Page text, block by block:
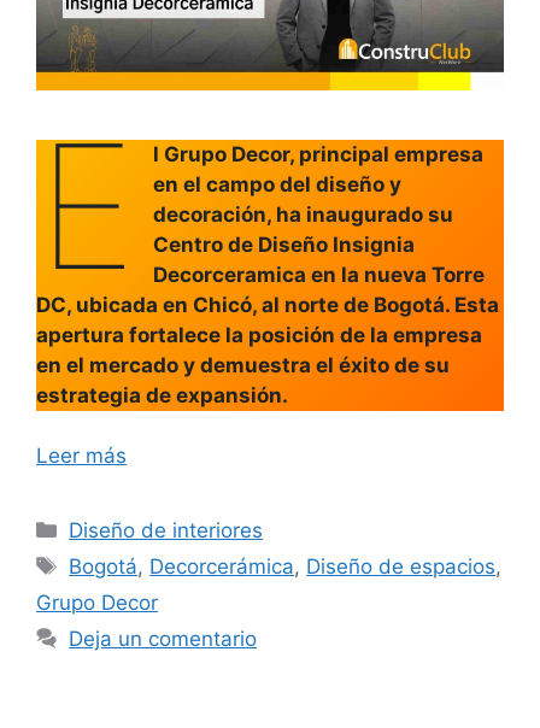
E
l Grupo Decor, principal empresa
en el campo del diseño y
decoración, ha inaugurado su
Centro de Diseño Insignia
Decorceramica en la nueva Torre
DC, ubicada en Chicó, al norte de Bogotá. Esta
apertura fortalece la posición de la empresa
en el mercado y demuestra el éxito de su
estrategia de expansión.
Leer más
Categorías
Diseño de interiores
Etiquetas
Bogotá, Decorcerámica, Diseño de espacios,
Grupo Decor
Deja un comentario